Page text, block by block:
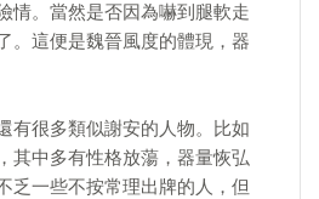
情。當然是否因為嚇到腿軟走
。這便是魏晉風度的體現，器
有很多類似謝安的人物。比如
其中多有性格放蕩，器量恢弘
乏一些不按常理出牌的人，但